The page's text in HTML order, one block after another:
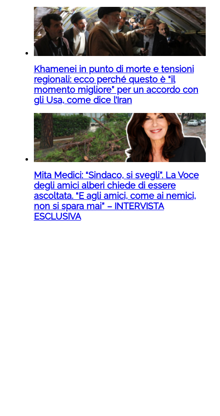
Khamenei in punto di morte e tensioni
regionali: ecco perché questo è “il
momento migliore” per un accordo con
gli Usa, come dice l’Iran
Mita Medici: “Sindaco, si svegli”. La Voce
degli amici alberi chiede di essere
ascoltata. “E agli amici, come ai nemici,
non si spara mai” – INTERVISTA
ESCLUSIVA